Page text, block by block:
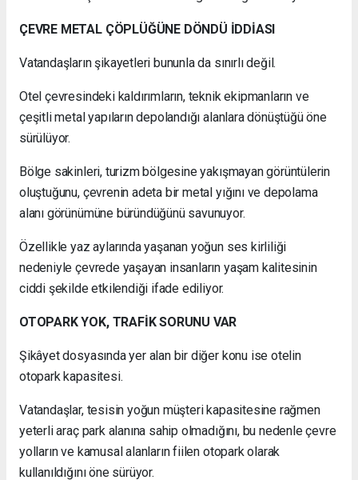
ÇEVRE METAL ÇÖPLÜĞÜNE DÖNDÜ İDDİASI
Vatandaşların şikayetleri bununla da sınırlı değil.
Otel çevresindeki kaldırımların, teknik ekipmanların ve
çeşitli metal yapıların depolandığı alanlara dönüştüğü öne
sürülüyor.
Bölge sakinleri, turizm bölgesine yakışmayan görüntülerin
oluştuğunu, çevrenin adeta bir metal yığını ve depolama
alanı görünümüne büründüğünü savunuyor.
Özellikle yaz aylarında yaşanan yoğun ses kirliliği
nedeniyle çevrede yaşayan insanların yaşam kalitesinin
ciddi şekilde etkilendiği ifade ediliyor.
OTOPARK YOK, TRAFİK SORUNU VAR
Şikâyet dosyasında yer alan bir diğer konu ise otelin
otopark kapasitesi.
Vatandaşlar, tesisin yoğun müşteri kapasitesine rağmen
yeterli araç park alanına sahip olmadığını, bu nedenle çevre
yolların ve kamusal alanların fiilen otopark olarak
kullanıldığını öne sürüyor.